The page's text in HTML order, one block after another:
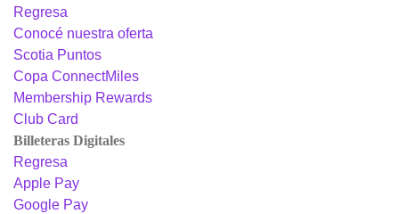
Regresa
Conocé nuestra oferta
Scotia Puntos
Copa ConnectMiles
Membership Rewards
Club Card
Billeteras Digitales
Regresa
Apple Pay
Google Pay